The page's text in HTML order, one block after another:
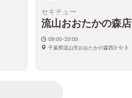
セキチュー
流山おおたかの森店
09:00-20:00
千葉県流山市おおたかの森西3-5-3